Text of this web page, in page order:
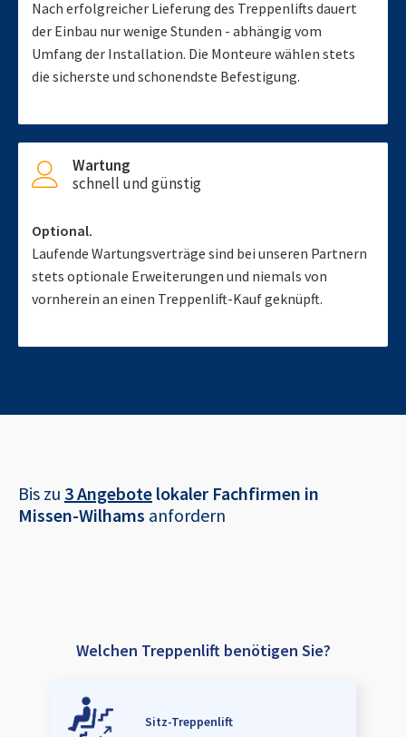
Nach erfolgreicher Lieferung des Treppenlifts dauert
der Einbau nur wenige Stunden - abhängig vom
Umfang der Installation. Die Monteure wählen stets
die sicherste und schonendste Befestigung.
Wartung
schnell und günstig
Optional.
Laufende Wartungsverträge sind bei unseren Partnern
stets optionale Erweiterungen und niemals von
vornherein an einen Treppenlift-Kauf geknüpft.
Bis zu 3 Angebote lokaler Fachfirmen in
Missen-Wilhams anfordern
Welchen Treppenlift benötigen Sie?
Sitz-Treppenlift